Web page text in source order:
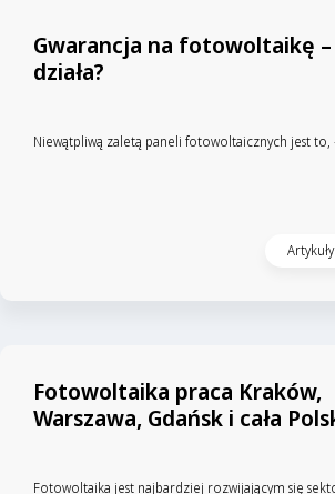
Gwarancja na fotowoltaikę
działa?
Niewątpliwą zaletą paneli fotowoltaicznych jest
Fotowoltaika praca Kraków,
Warszawa, Gdańsk i cała
Fotowoltaika jest najbardziej rozwijającym się